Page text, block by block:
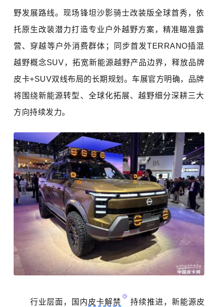
野发展路线。现场锋坦沙影骑士改装版全球首秀，依
托原生改装潜力打造专业户外越野方案，精准瞄准露
营、穿越等户外消费群体；同步首发TERRANO插混
越野概念SUV，拓宽新能源越野产品边界，释放品牌
皮卡+SUV双线布局的长期规划。车展官方明确，品牌
将围绕新能源转型、全球化拓展、越野细分深耕三大
方向持续发力。
行业层面，国内皮卡解禁
持续推进，新能源皮